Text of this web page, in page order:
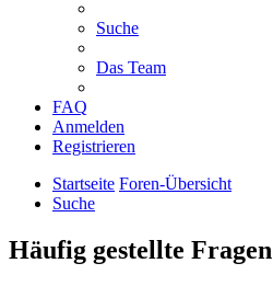
Suche
Das Team
FAQ
Anmelden
Registrieren
Startseite Foren-Übersicht
Suche
Häufig gestellte Fragen